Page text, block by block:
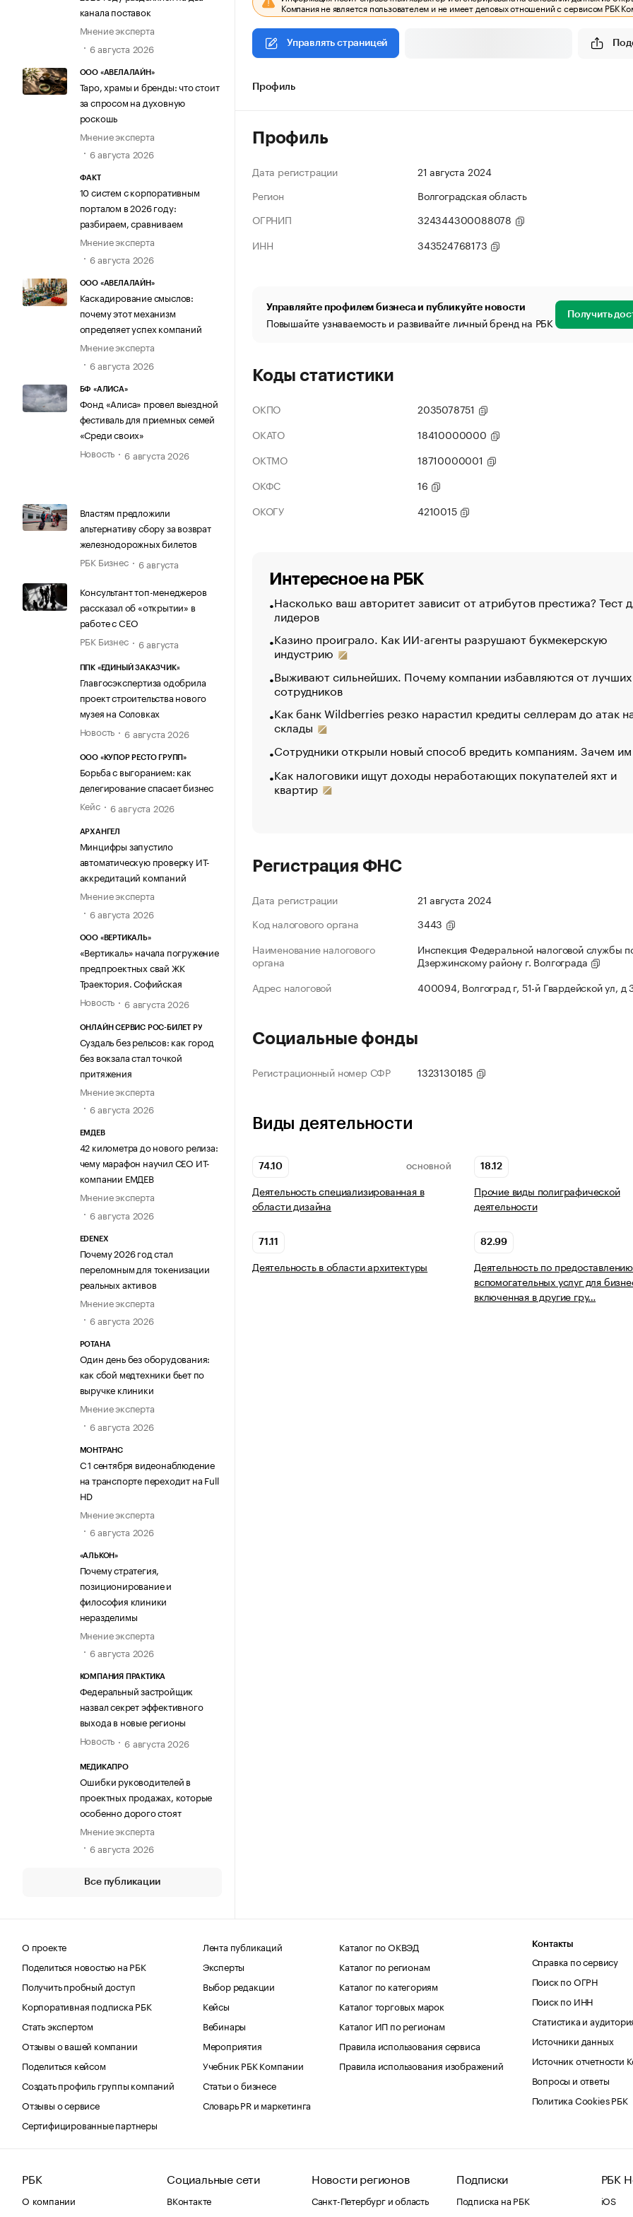
канала поставок
Мнение эксперта
6 августа 2026
ООО «АВЕЛАЛАЙН»
Таро, храмы и бренды: что стоит
за спросом на духовную
роскошь
Мнение эксперта
6 августа 2026
ФАКТ
10 систем с корпоративным
порталом в 2026 году:
разбираем, сравниваем
Мнение эксперта
6 августа 2026
ООО «АВЕЛАЛАЙН»
Каскадирование смыслов:
почему этот механизм
определяет успех компаний
Мнение эксперта
6 августа 2026
БФ «АЛИСА»
Фонд «Алиса» провел выездной
фестиваль для приемных семей
«Среди своих»
Новость
6 августа 2026
Властям предложили
альтернативу сбору за возврат
железнодорожных билетов
РБК Бизнес
6 августа
Консультант топ-менеджеров
рассказал об «открытии» в
работе с CEO
РБК Бизнес
6 августа
ППК «ЕДИНЫЙ ЗАКАЗЧИК»
Главгосэкспертиза одобрила
проект строительства нового
музея на Соловках
Новость
6 августа 2026
ООО «КУПОР РЕСТО ГРУПП»
Борьба с выгоранием: как
делегирование спасает бизнес
Кейс
6 августа 2026
АРХАНГЕЛ
Минцифры запустило
автоматическую проверку ИТ-
аккредитаций компаний
Мнение эксперта
6 августа 2026
ООО «ВЕРТИКАЛЬ»
«Вертикаль» начала погружение
предпроектных свай ЖК
Траектория. Софийская
Новость
6 августа 2026
ОНЛАЙН СЕРВИС РОС-БИЛЕТ РУ
Суздаль без рельсов: как город
без вокзала стал точкой
притяжения
Мнение эксперта
6 августа 2026
ЕМДЕВ
42 километра до нового релиза:
чему марафон научил СЕО ИТ-
компании ЕМДЕВ
Мнение эксперта
6 августа 2026
EDENEX
Почему 2026 год стал
переломным для токенизации
реальных активов
Мнение эксперта
6 августа 2026
РОТАНА
Один день без оборудования:
как сбой медтехники бьет по
выручке клиники
Мнение эксперта
6 августа 2026
МОНТРАНС
С 1 сентября видеонаблюдение
на транспорте переходит на Full
HD
Мнение эксперта
6 августа 2026
«АЛЬКОН»
Почему стратегия,
позиционирование и
философия клиники
неразделимы
Мнение эксперта
6 августа 2026
КОМПАНИЯ ПРАКТИКА
Федеральный застройщик
назвал секрет эффективного
выхода в новые регионы
Новость
6 августа 2026
МЕДИКАПРО
Ошибки руководителей в
проектных продажах, которые
особенно дорого стоят
Мнение эксперта
6 августа 2026
Все публикации
Компания не является пользователем и не имеет деловых отношений с сервисом РБК
Управлять страницей
Профиль
Профиль
Дата регистрации
21 августа 2024
Регион
Волгоградская область
ОГРНИП
324344300088078
ИНН
343524768173
Управляйте профилем бизнеса и публикуйте новости
Повышайте узнаваемость и развивайте личный бренд на РБК Получить
Коды статистики
ОКПО
2035078751
ОКАТО
18410000000
ОКТМО
18710000001
ОКФС
16
ОКОГУ
4210015
Интересное на РБК
Насколько ваш авторитет зависит от атрибутов престижа? Тест
лидеров
Казино проиграло. Как ИИ-агенты разрушают букмекерскую
индустрию
Выживают сильнейших. Почему компании избавляются от лучших
сотрудников
Как банк Wildberries резко нарастил кредиты селлерам до атак
склады
Сотрудники открыли новый способ вредить компаниям. Зачем
Как налоговики ищут доходы неработающих покупателей яхт и
квартир
Регистрация ФНС
Дата регистрации
21 августа 2024
Код налогового органа
3443
Наименование налогового
органа
Инспекция Федеральной налоговой службы
Дзержинскому району г. Волгограда
Адрес налоговой
400094, Волгоград г, 51-й Гвардейской ул, д
Социальные фонды
Регистрационный номер СФР 1323130185
Виды деятельности
74.10 ОСНОВНОЙ
Деятельность специализированная в
области дизайна
18.12
Прочие виды полиграфической
деятельности
71.11
Деятельность в области архитектуры
82.99
Деятельность по
вспомогательных услуг для
включенная в другие гру…
О проекте
Поделиться новостью на РБК
Получить пробный доступ
Корпоративная подписка РБК
Стать экспертом
Отзывы о вашей компании
Поделиться кейсом
Создать профиль группы компаний
Отзывы о сервисе
Сертифицированные партнеры
Лента публикаций
Эксперты
Выбор редакции
Кейсы
Вебинары
Мероприятия
Учебник РБК Компании
Статьи о бизнесе
Словарь PR и маркетинга
Каталог по ОКВЭД
Каталог по регионам
Каталог по категориям
Каталог торговых марок
Каталог ИП по регионам
Правила использования сервиса
Правила использования изображений
Контакты
Справка по сервису
Поиск по ОГРН
Поиск по ИНН
Статистика и
Источники данных
Источник отчетности
Вопросы и ответы
Политика Cookies РБК
РБК
О компании
Социальные сети
ВКонтакте
Новости регионов
Санкт-Петербург и область
Подписки
Подписка на РБК
РБК
iOS